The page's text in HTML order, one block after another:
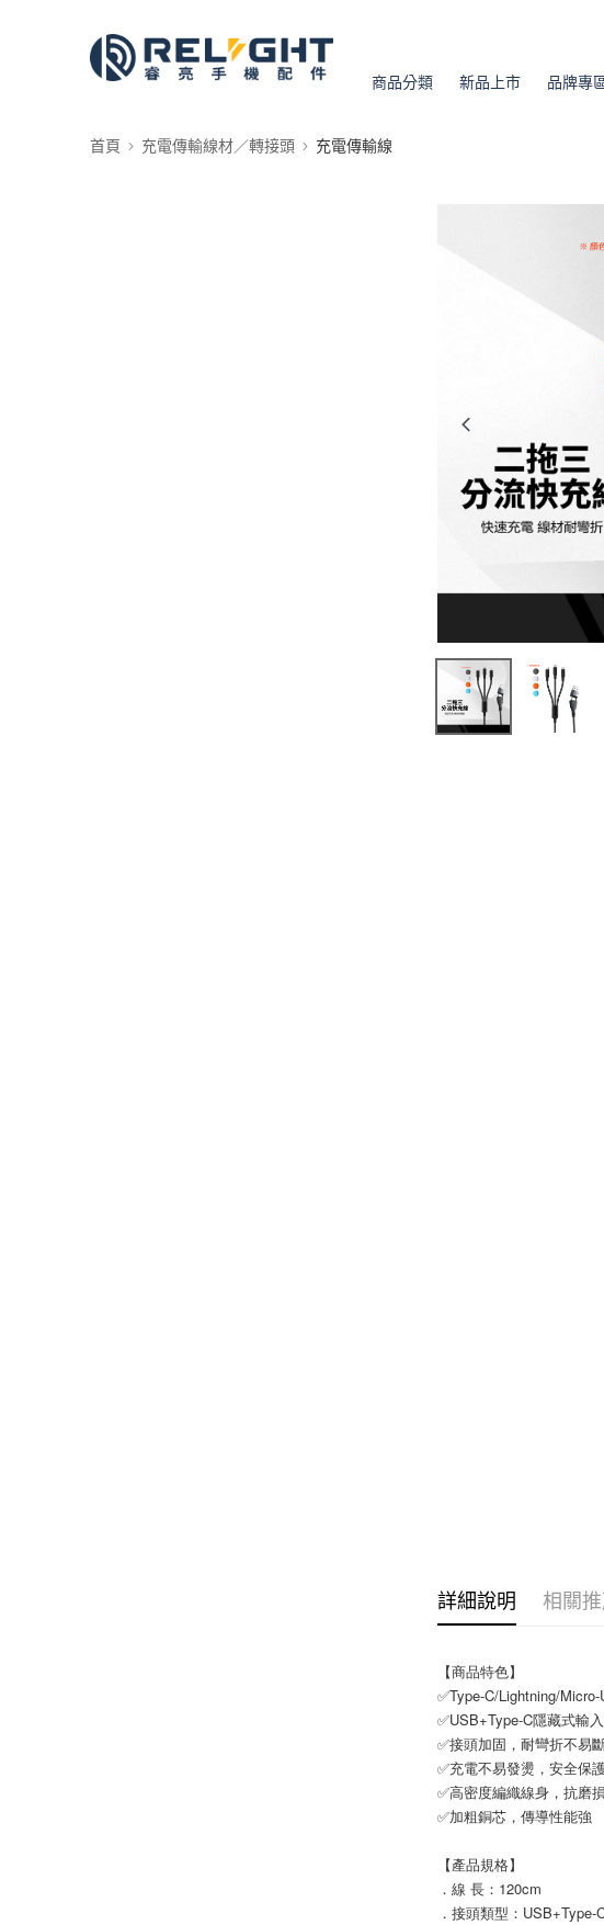
商品分類 新品上市 品牌專
首頁 充電傳輸線材／轉接頭 充電傳輸線
詳細說明 相關
【商品特色】
✅Type-C/Lightning/
✅USB+Type-C隱藏式輸
✅接頭加固，耐彎折不易
✅充電不易發燙，安全保
✅高密度編織線身，抗磨
✅加粗銅芯，傳導性能強
【產品規格】
．線 長：120cm
．接頭類型：